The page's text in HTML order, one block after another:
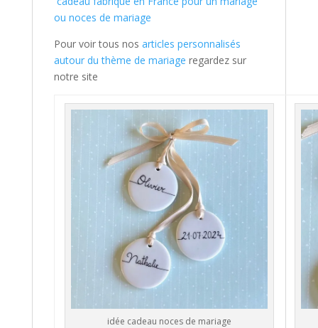
ou noces de mariage
Pour voir tous nos articles personnalisés
autour du thème de mariage regardez sur
notre site
idée cadeau noces de mariage